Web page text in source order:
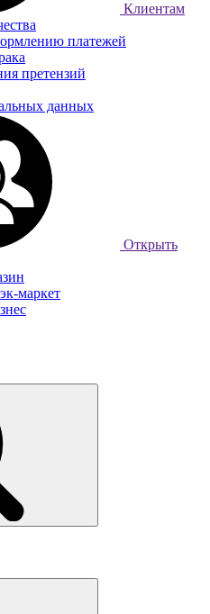
Клиентам
платежей
претензий
данных
Открыть
маркет